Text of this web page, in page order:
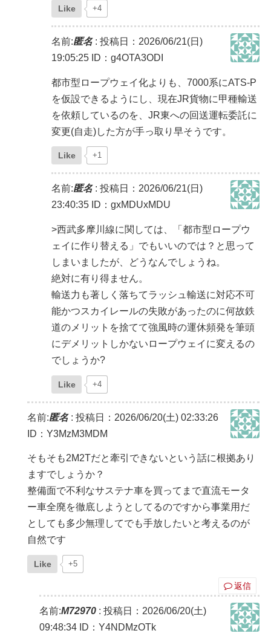
Like +4
名前:匿名: 投稿日：2026/06/21(日)
19:05:25 ID：g4OTA3ODI
都市型ロープウェイ化よりも、7000系にATS-P
を仮設できるようにし、現在JR貨物に甲種輸送
を依頼しているのを、JR東への回送運転委託に
変更(自走)した方が手っ取り早そうです。
Like +1
名前:匿名: 投稿日：2026/06/21(日)
23:40:35 ID：gxMDUxMDU
>西武多摩川線に関しては、「都市型ロープウ
ェイに作り替える」でもいいのでは？と思って
しまいましたが、どうなんでしょうね。
絶対に有り得ません。
輸送力も著しく落ちてラッシュ輸送に対応不可
能かつスカイレールの失敗があったのに何故鉄
道のメリットを捨てて強風時の運休頻発を筆頭
にデメリットしかないロープウェイに変えるの
でしょうか?
Like +4
名前:匿名: 投稿日：2026/06/20(土) 02:33:26
ID：Y3MzM3MDM
そもそも2M2Tだと牽引できないという話に根拠あり
ますでしょうか？
整備面で不利なサステナ車を買ってまで直流モータ
ー車全廃を徹底しようとしてるのですから事業用だ
としても多少無理してでも手放したいと考えるのが
自然です
Like +5
返信
名前:M72970 : 投稿日：2026/06/20(土)
09:48:34 ID：Y4NDMzOTk